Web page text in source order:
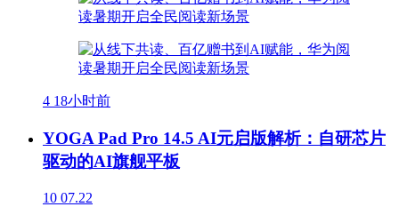
4 18小时前
YOGA Pad Pro 14.5 AI元启版解析：自研芯片
驱动的AI旗舰平板
10 07.22